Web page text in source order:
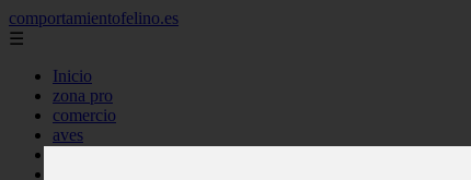
comportamientofelino.es
☰
Inicio
zona pro
comercio
aves